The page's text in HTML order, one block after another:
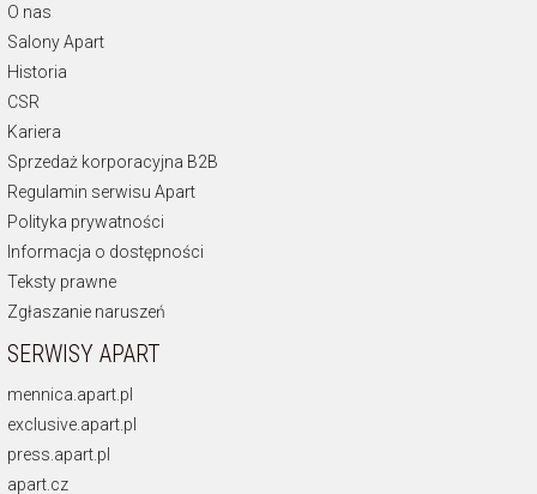
O nas
Salony Apart
Historia
CSR
Kariera
Sprzedaż korporacyjna B2B
Regulamin serwisu Apart
Polityka prywatności
Informacja o dostępności
Teksty prawne
Zgłaszanie naruszeń
SERWISY APART
mennica.apart.pl
exclusive.apart.pl
press.apart.pl
apart.cz